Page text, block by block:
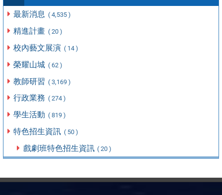
最新消息 ( 4,535 )
精進計畫 ( 20 )
校內藝文展演 ( 14 )
榮耀山城 ( 62 )
教師研習 ( 3,169 )
行政業務 ( 274 )
學生活動 ( 819 )
特色招生資訊 ( 50 )
戲劇班特色招生資訊 ( 20 )